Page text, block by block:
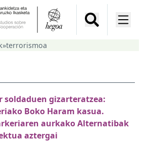
»terrorismoa
soldaduen gizarteratzea:
Boko Haram kasua.
aurkako Alternatibak
aztergai